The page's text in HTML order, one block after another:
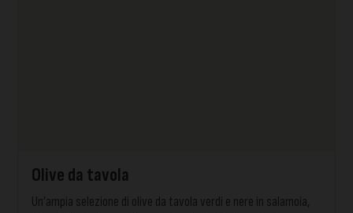
Olive da tavola
Un’ampia selezione di olive da tavola verdi e nere in salamoia,